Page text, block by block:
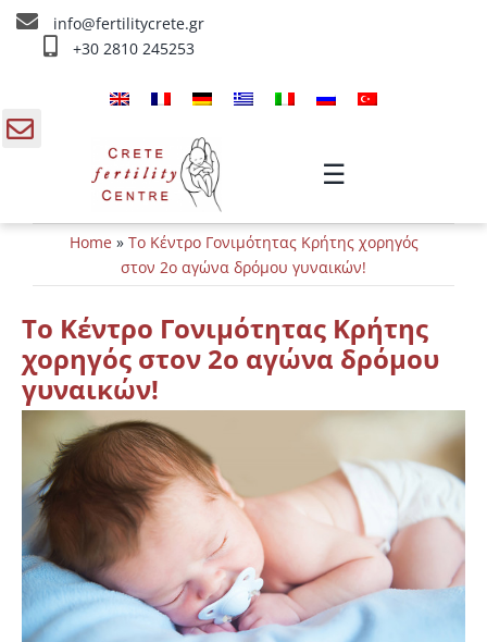
Skip
info@fertilitycrete.gr
+30 2810 245253
☰
Ποιοί είμαστε
Θεραπείες Υπογονιμότητας
Θεραπείες Αναζωογόνησης
Θεραπείες IV
Πληροφορίες
Επικοινωνία
Home» Το Κέντρο Γονιμότητας Κρήτης χορηγός
στον 2ο αγώνα δρόμου γυναικών!
Το Κέντρο Γονιμότητας Κρήτης
χορηγός στον 2ο αγώνα δρόμου
γυναικών!